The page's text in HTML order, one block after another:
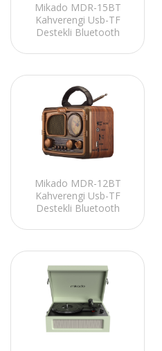
Mikado MDR-15BT
Kahverengi Usb-TF
Destekli Bluetooth
1800mAh 3 Band
Mikado MDR-12BT
Kahverengi Usb-TF
Destekli Bluetooth
1200mAh 3 Band